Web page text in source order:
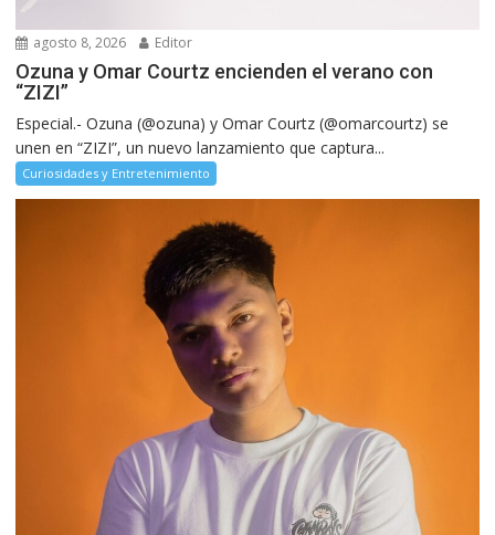
agosto 8, 2026 Editor
Ozuna y Omar Courtz encienden el verano con
“ZIZI”
Especial.- Ozuna (@ozuna) y Omar Courtz (@omarcourtz) se
unen en “ZIZI”, un nuevo lanzamiento que captura...
Curiosidades y Entretenimiento